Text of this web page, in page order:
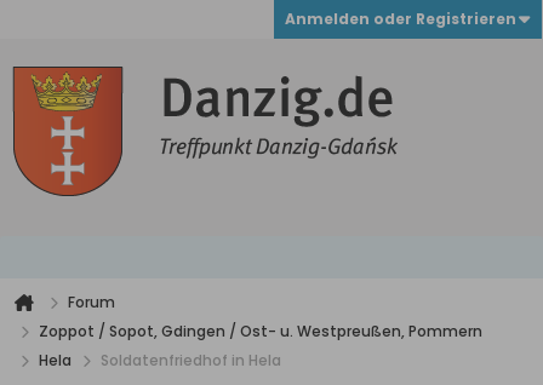
Anmelden oder Registrieren
Forum
Zoppot / Sopot, Gdingen / Ost- u. Westpreußen, Pommern
Hela
Soldatenfriedhof in Hela